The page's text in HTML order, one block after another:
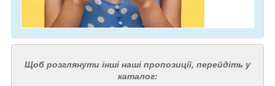
Щоб розглянути інші наші пропозиції, перейдіть у
каталог: